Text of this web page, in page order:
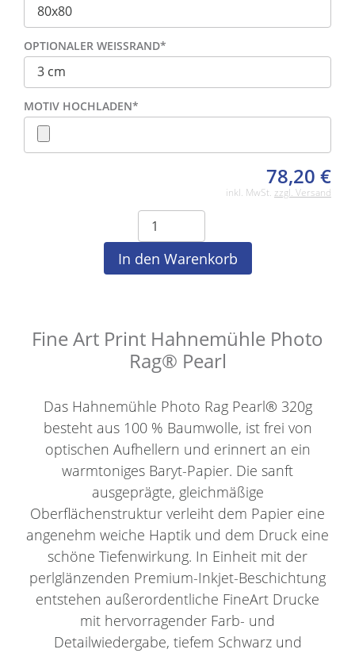
OPTIONALER WEISSRAND *
MOTIV HOCHLADEN*
78,20 €
inkl. MwSt. zzgl. Versand
Fine Art Print Hahnemühle Photo
Rag® Pearl
Das Hahnemühle Photo Rag Pearl® 320g
besteht aus 100 % Baumwolle, ist frei von
optischen Aufhellern und erinnert an ein
warmtoniges Baryt-Papier. Die sanft
ausgeprägte, gleichmäßige
Oberflächenstruktur verleiht dem Papier eine
angenehm weiche Haptik und dem Druck eine
schöne Tiefenwirkung. In Einheit mit der
perlglänzenden Premium-Inkjet-Beschichtung
entstehen außerordentliche FineArt Drucke
mit hervorragender Farb- und
Detailwiedergabe, tiefem Schwarz und